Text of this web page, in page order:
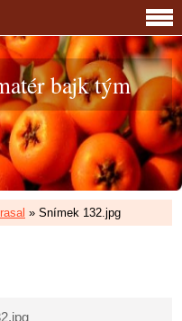
bajk tým
» Snímek 132.jpg